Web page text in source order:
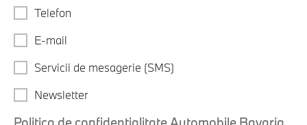
Telefon
E-mail
Servicii de mesagerie (SMS)
Newsletter